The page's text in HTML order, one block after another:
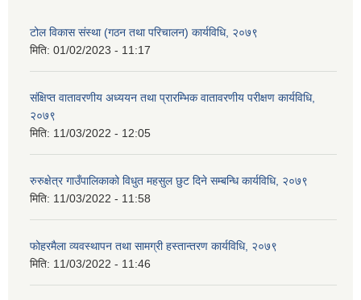
टोल विकास संस्था (गठन तथा परिचालन) कार्यविधि, २०७९
मिति: 01/02/2023 - 11:17
संक्षिप्त वातावरणीय अध्ययन तथा प्रारम्भिक वातावरणीय परीक्षण कार्यविधि,
२०७९
मिति: 11/03/2022 - 12:05
रुरुक्षेत्र गाउँपालिकाको विधुत महसुल छुट दिने सम्बन्धि कार्यविधि, २०७९
मिति: 11/03/2022 - 11:58
फोहरमैला व्यवस्थापन तथा सामग्री हस्तान्तरण कार्यविधि, २०७९
मिति: 11/03/2022 - 11:46